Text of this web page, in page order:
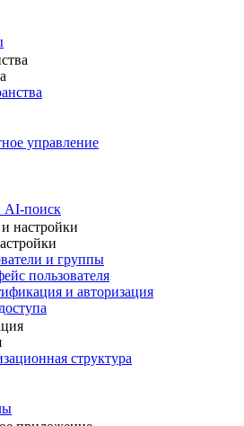
управление
поиск
настройки
и группы
пользователя
и авторизация
структура